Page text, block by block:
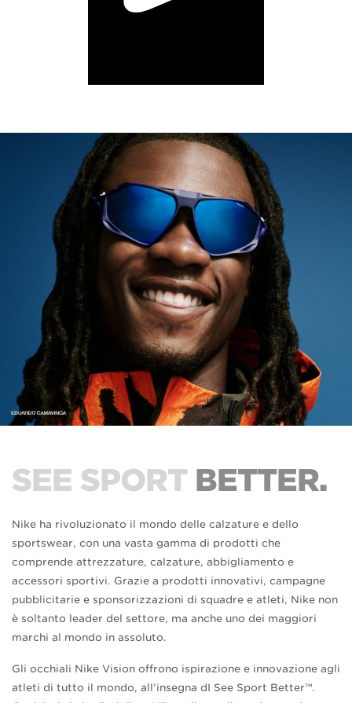
SEE SPORT BETTER.
Nike ha rivoluzionato il mondo delle calzature e dello
sportswear, con una vasta gamma di prodotti che
comprende attrezzature, calzature, abbigliamento e
accessori sportivi. Grazie a prodotti innovativi, campagne
pubblicitarie e sponsorizzazioni di squadre e atleti, Nike non
è soltanto leader del settore, ma anche uno dei maggiori
marchi al mondo in assoluto.
Gli occhiali Nike Vision offrono ispirazione e innovazione agli
atleti di tutto il mondo, all’insegna dI See Sport Better™.